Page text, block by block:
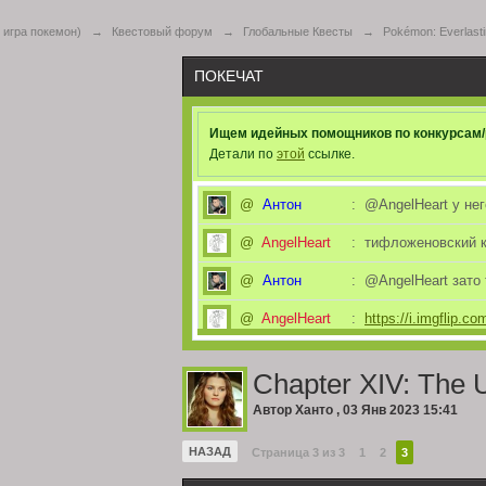
покемон) → Квестовый форум → Глобальные Квесты → Pokémon:
ПОКЕЧАТ
Ищем идейных помощников по
Детали по этой ссылке.
@ Антон : @AngelHeart у
@ AngelHeart : тифложеновский
@ Антон : @AngelHeart
@ AngelHeart : https://
@ Алекс а я уж надеялся
@
@ Jim :
Всем привет!
альтернативный
Chapter XIV: The
Автор Ханто , 03 Янв 2023 15:41
НАЗАД Страница 3 из 3 1 2 3